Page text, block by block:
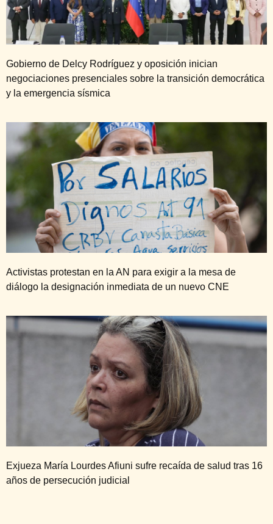
Gobierno de Delcy Rodríguez y oposición inician
negociaciones presenciales sobre la transición democrática
y la emergencia sísmica
Activistas protestan en la AN para exigir a la mesa de
diálogo la designación inmediata de un nuevo CNE
Exjueza María Lourdes Afiuni sufre recaída de salud tras 16
años de persecución judicial